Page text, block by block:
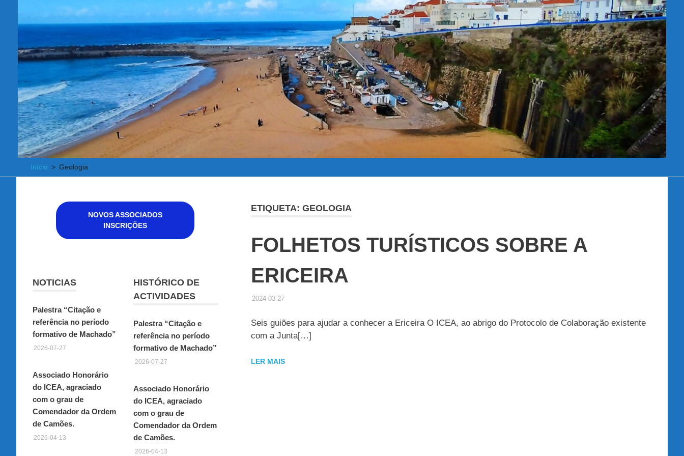
Início Geologia
ETIQUETA: GEOLOGIA
FOLHETOS TURÍSTICOS SOBRE A
ERICEIRA
2024-03-27
Seis guiões para ajudar a conhecer a Ericeira O ICEA, ao abrigo do Protocolo de Colaboração existente
com a Junta[…]
LER MAIS
NOVOS ASSOCIADOS
INSCRIÇÕES
NOTICIAS
Palestra “Citação e
referência no período
formativo de Machado”
2026-07-27
Associado Honorário
do ICEA, agraciado
com o grau de
Comendador da Ordem
de Camões.
2026-04-13
HISTÓRICO DE
ACTIVIDADES
Palestra “Citação e
referência no período
formativo de Machado”
2026-07-27
Associado Honorário
do ICEA, agraciado
com o grau de
Comendador da Ordem
de Camões.
2026-04-13